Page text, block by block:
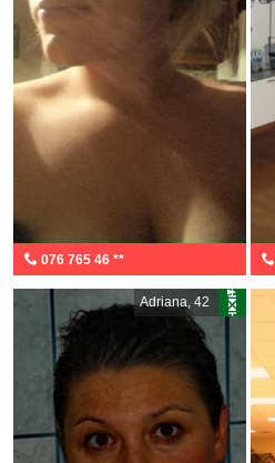
076 765 46 **
Adriana, 42